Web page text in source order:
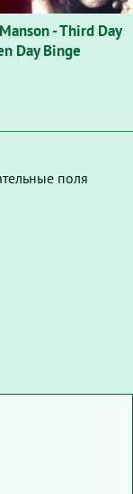
- Third Day
Day Binge
поля